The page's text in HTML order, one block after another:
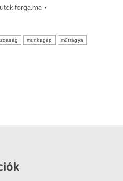
forgalma
munkagép műtrágya